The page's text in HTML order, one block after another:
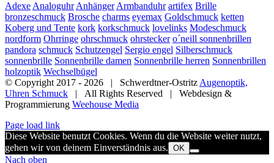
Adexe Analoguhr Anhänger Armbanduhr artifex Brille
bronzeschmuck Brosche charms eyemax Goldschmuck ketten
Koberg und Tente kork korkschmuck lovelinks Modeschmuck
nordform Ohrringe ohrschmuck ohrstecker o´neill sonnenbrillen
pandora schmuck Schutzengel Sergio engel Silberschmuck
sonnenbrille Sonnenbrille damen Sonnenbrille herren Sonnenbrillen
holzoptik Wechselbügel
© Copyright 2017 - 2026 | Schwerdtner-Ostritz Augenoptik,
Uhren Schmuck | All Rights Reserved | Webdesign &
Programmierung Weehouse Media
Page load link
Diese Website benutzt Cookies. Wenn du die Website weiter nutzt,
gehen wir von deinem Einverständnis aus. OK
Nach oben